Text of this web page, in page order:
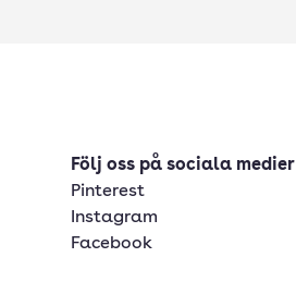
Följ oss på sociala medier
Pinterest
Instagram
Facebook